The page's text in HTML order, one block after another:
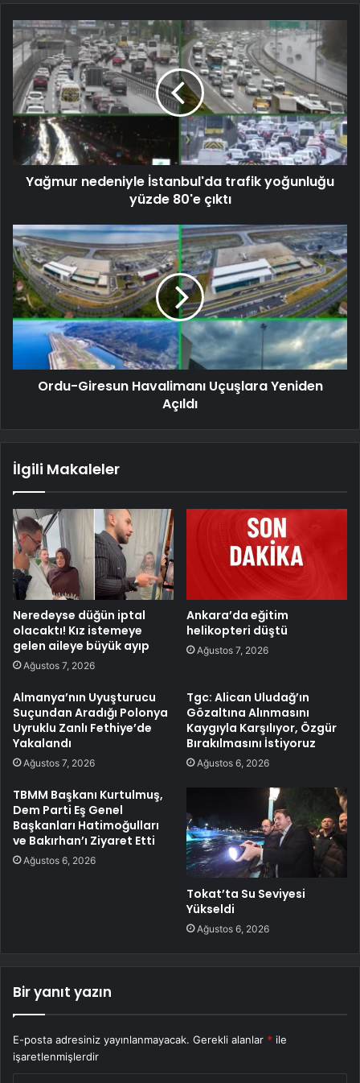
Yağmur nedeniyle İstanbul'da trafik yoğunluğu
yüzde 80'e çıktı
Ordu-Giresun Havalimanı Uçuşlara Yeniden
Açıldı
İlgili Makaleler
Neredeyse düğün iptal
olacaktı! Kız istemeye
gelen aileye büyük ayıp
Ağustos 7, 2026
Ankara’da eğitim
helikopteri düştü
Ağustos 7, 2026
Almanya’nın Uyuşturucu
Suçundan Aradığı Polonya
Uyruklu Zanlı Fethiye’de
Yakalandı
Ağustos 7, 2026
Tgc: Alican Uludağ’ın
Gözaltına Alınmasını
Kaygıyla Karşılıyor, Özgür
Bırakılmasını İstiyoruz
Ağustos 6, 2026
TBMM Başkanı Kurtulmuş,
Dem Parti Eş Genel
Başkanları Hatimoğulları
ve Bakırhan’ı Ziyaret Etti
Ağustos 6, 2026
Tokat’ta Su Seviyesi
Yükseldi
Ağustos 6, 2026
Bir yanıt yazın
E-posta adresiniz yayınlanmayacak. Gerekli alanlar * ile
işaretlenmişlerdir